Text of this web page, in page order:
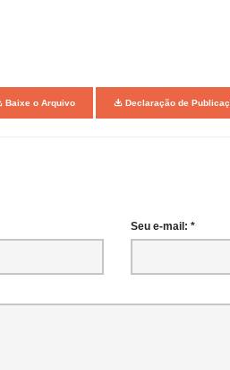
Baixe o Arquivo Declaração de
Seu e-mail: *